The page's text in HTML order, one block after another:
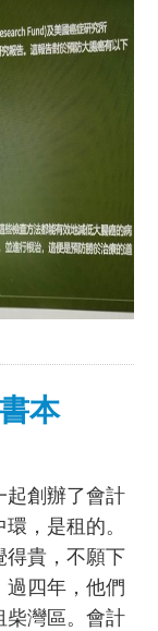
本
起創辦了會計
，是租的。
得貴，不願下
四年，他們
柴灣區。會計